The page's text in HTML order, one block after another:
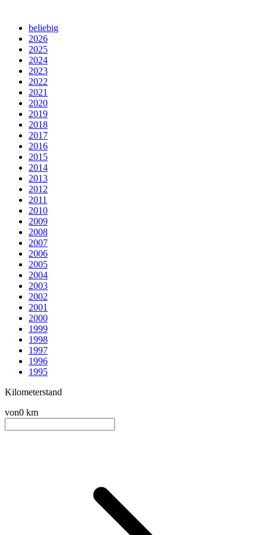
beliebig
2026
2025
2024
2023
2022
2021
2020
2019
2018
2017
2016
2015
2014
2013
2012
2011
2010
2009
2008
2007
2006
2005
2004
2003
2002
2001
2000
1999
1998
1997
1996
1995
Kilometerstand
von0 km